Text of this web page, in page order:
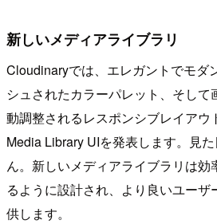
新しいメディアライブラリ
Cloudinaryでは、エレガントでモダ
シュされたカラーパレット、そして
動調整されるレスポンシブレイアウ
Media Library UIを発表します。見
ん。新しいメディアライブラリは効
るように設計され、より良いユー
供します。